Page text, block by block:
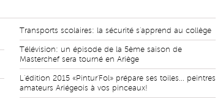
Transports scolaires: la sécurité s'apprend au collège
Télévision: un épisode de la 5ème saison de
Masterchef sera tourné en Ariège
L'édition 2015 «Pintur'Fol» prépare ses toiles... peintres
amateurs Ariégeois à vos pinceaux!